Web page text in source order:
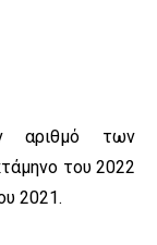
αριθμό των
του 2022
2021.